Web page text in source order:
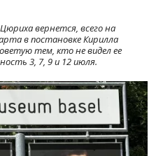
вернется, всего на
в постановке Кирилла
тем, кто не видел ее
3, 7, 9 и 12 июля.